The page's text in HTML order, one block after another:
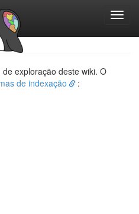
exploração deste wiki. O
de indexação
: